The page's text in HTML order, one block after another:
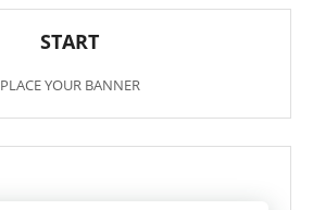
START
PLACE YOUR BANNER